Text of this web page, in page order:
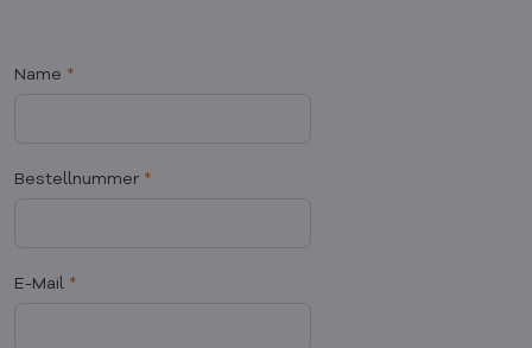
Name *
Bestellnummer *
E-Mail *